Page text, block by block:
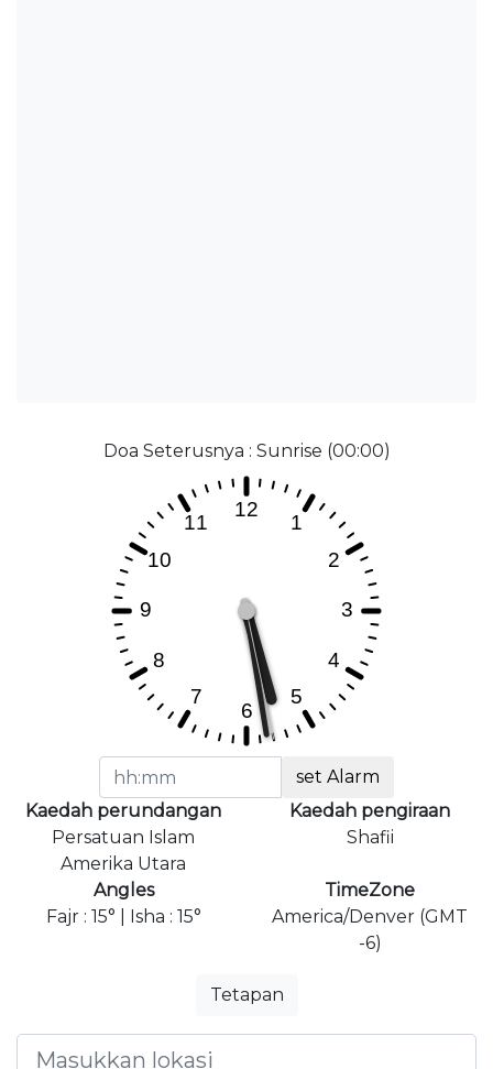
Doa Seterusnya : Sunrise (00:00)
set Alarm
Kaedah perundangan
Persatuan Islam
Amerika Utara
Kaedah pengiraan
Shafii
Angles
Fajr : 15° | Isha : 15°
TimeZone
America/Denver (GMT
-6)
Tetapan